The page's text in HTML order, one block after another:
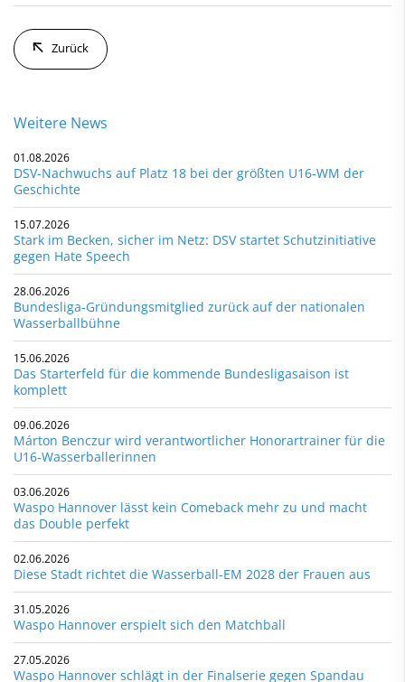
Zurück
Weitere News
01.08.2026
DSV-Nachwuchs auf Platz 18 bei der größten U16-WM der
Geschichte
15.07.2026
Stark im Becken, sicher im Netz: DSV startet Schutzinitiative
gegen Hate Speech
28.06.2026
Bundesliga-Gründungsmitglied zurück auf der nationalen
Wasserballbühne
15.06.2026
Das Starterfeld für die kommende Bundesligasaison ist
komplett
09.06.2026
Márton Benczur wird verantwortlicher Honorartrainer für die
U16-Wasserballerinnen
03.06.2026
Waspo Hannover lässt kein Comeback mehr zu und macht
das Double perfekt
02.06.2026
Diese Stadt richtet die Wasserball-EM 2028 der Frauen aus
31.05.2026
Waspo Hannover erspielt sich den Matchball
27.05.2026
Waspo Hannover schlägt in der Finalserie gegen Spandau